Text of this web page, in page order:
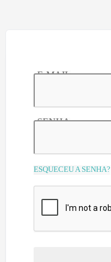
E-MAIL
SENHA
ESQUECEU A SENHA?